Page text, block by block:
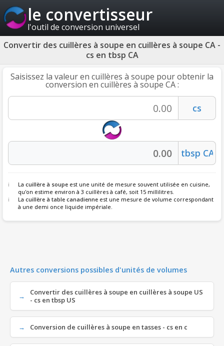
le convertisseur
l'outil de conversion universel
Convertir des cuillères à soupe en cuillères à soupe CA -
cs en tbsp CA
Saisissez la valeur en cuillères à soupe pour obtenir la
conversion en cuillères à soupe CA :
La cuillère à soupe est une unité de mesure souvent utilisée en cuisine,
qu'on estime environ à 3 cuillères à café, soit 15 millilitres.
La cuillère à table canadienne est une mesure de volume correspondant
à une demi once liquide impériale.
Autres conversions possibles d'unités de volumes
Convertir des cuillères à soupe en cuillères à soupe US
- cs en tbsp US
Conversion de cuillères à soupe en tasses - cs en c